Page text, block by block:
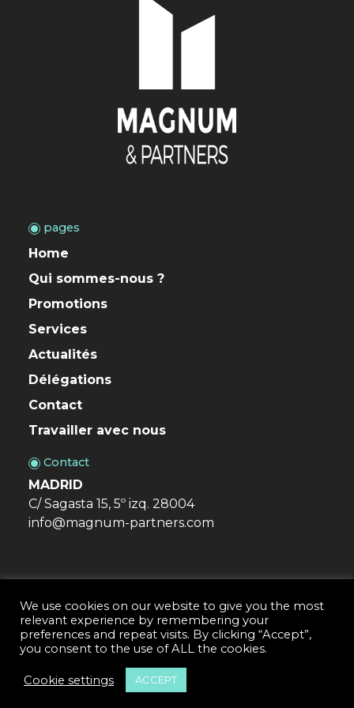
LISBOA
GIPUZKOA
Plaza, 4
20004 Donostia
pages
Home
Qui sommes-nous ?
Promotions
Services
Actualités
Délégations
Contact
Travailler avec nous
Contact
MADRID
C/ Sagasta 15, 5º izq. 28004
info@magnum-partners.com
Magnum & Partners · Conseiller immobilier © 2026
Avis juridique
Politique de cookies
Politique de confidentialité
We use cookies on our website to give you the most
relevant experience by remembering your
preferences and repeat visits. By clicking “Accept”,
you consent to the use of ALL the cookies.
Cookie settings ACCEPT